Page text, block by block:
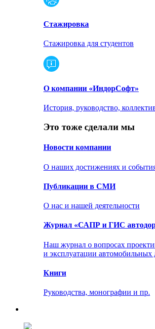
Стажировка
Стажировка для студентов
О компании «ИндорСофт»
История, руководство,
Это тоже сделали мы
Новости компании
О наших достижениях и
Публикации в СМИ
О нас и нашей деятельности
Журнал «САПР и ГИС
Наш журнал о вопросах
и эксплуатации автомобильных
Книги
Руководства, монографии и пр.